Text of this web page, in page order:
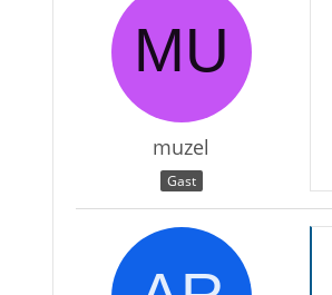
muzel
Gast